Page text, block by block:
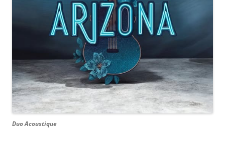
Duo Acoustique